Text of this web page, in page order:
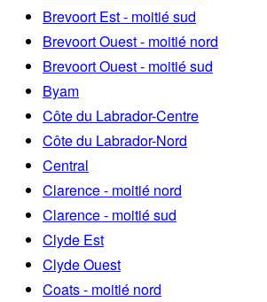
Brevoort Est - moitié sud
Brevoort Ouest - moitié nord
Brevoort Ouest - moitié sud
Byam
Côte du Labrador-Centre
Côte du Labrador-Nord
Central
Clarence - moitié nord
Clarence - moitié sud
Clyde Est
Clyde Ouest
Coats - moitié nord